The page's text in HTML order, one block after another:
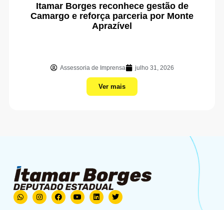
Itamar Borges reconhece gestão de
Camargo e reforça parceria por Monte
Aprazível
Assessoria de Imprensa julho 31, 2026
Ver mais